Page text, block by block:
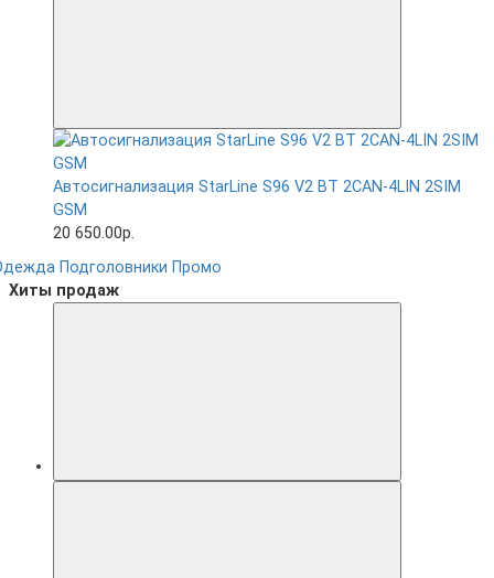
Автосигнализация StarLine S96 V2 BT 2CAN-4LIN 2SIM
GSM
20 650.00р.
Подголовники Промо
Хиты продаж